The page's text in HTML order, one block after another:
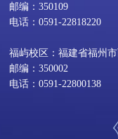
邮编：350109
电话：0591-22818220
福屿校区：福建省福州
邮编：350002
电话：0591-22800138